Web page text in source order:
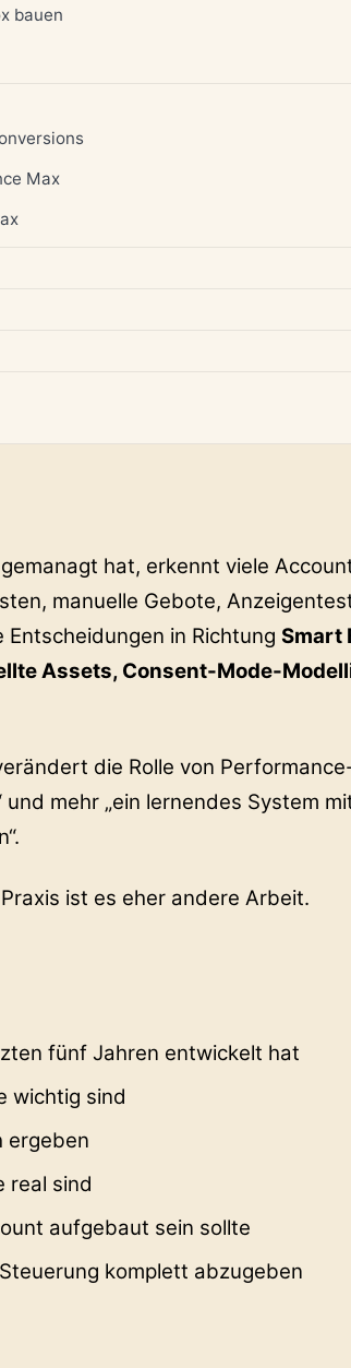
bauen
Max
hat, erkennt viele
manuelle Gebote,
in Richtung Smart
Assets, Consent-Mode-
die Rolle von
mehr „ein lernendes System
ist es eher andere Arbeit.
fünf Jahren entwickelt hat
wichtig sind
ergeben
real sind
aufgebaut sein sollte
komplett abzugeben